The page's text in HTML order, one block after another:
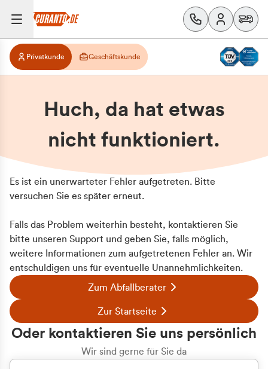
Privatkunde Geschäftskunde
Huch, da hat etwas
nicht funktioniert.
Es ist ein unerwarteter Fehler aufgetreten. Bitte
versuchen Sie es später erneut.
Falls das Problem weiterhin besteht, kontaktieren Sie
bitte unseren Support und geben Sie, falls möglich,
weitere Informationen zum aufgetretenen Fehler an. Wir
entschuldigen uns für eventuelle Unannehmlichkeiten.
Zum Abfallberater
Zur Startseite
Oder kontaktieren Sie uns persönlich
Wir sind gerne für Sie da